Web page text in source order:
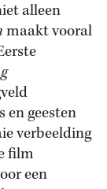
alleen
maakt vooral
en geesten
verbeelding
film
een